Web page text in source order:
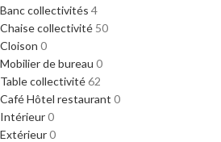
Banc collectivités 4
Chaise collectivité 50
Cloison 0
Mobilier de bureau 0
Table collectivité62
Café Hôtel restaurant 0
Intérieur0
Extérieur0